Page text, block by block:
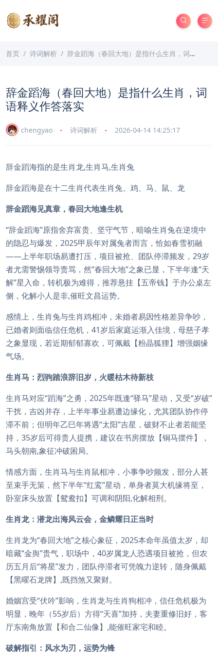
首页 诗词解析 辞金蹈海（春回大地）是指什么生肖，词语释义作答落实
辞金蹈海（春回大地）是指什么生肖，词
语释义作答落实
chengyao 诗词解析 2026-04-14 14:25:17
辞金蹈海指的是生肖龙,生肖马,生肖兔
辞金蹈海是在十二生肖代表生肖兔、鸡、马、鼠、龙
辞金蹈海见真章，春回大地逢生机
“辞金蹈海”原指舍弃富贵、坚守气节，暗喻生肖兔在逆境中
的隐忍与爆发，2025甲辰年对属兔者而言，恰如春雪初融
——上半年职场易遭打压，项目被抢、团队停滞频发，29岁
者尤需警惕领导责骂，然“春回大地”之象已显，下半年逢“天
解”星入命，转机极为难得，推荐悬挂【五帝钱】于办公桌左
侧，化解小人是非,催旺文昌运势。
感情上，生肖兔与生肖鸡相冲，未婚者易因性格差异争吵，
已婚者则面临信任危机，41岁后家庭运渐入佳境，母慈子孝
之象显现，若近期郁郁寡欢，可佩戴【粉晶狐狸】增强姻缘
气场。
生肖马：烈驹踏浪辞旧岁，火暖枯木待新枝
生肖马对应“蹈海”之勇，2025年既逢“驿马”星动，又受“岁破”
干扰，吉凶并存，上半年事业易遭边缘化，尤其团队协作停
滞不前；但明年乙巳年将遇“太阳”吉星，破财不止者若能坚
持，35岁后可得贵人提携，建议在书房摆放【铜马摆件】，
马头朝南,象征冲破困局。
情感方面，生肖马与生肖鼠相冲，小事争吵频发，部分人甚
至束手无策，然下半年“红鸾”星动，单身者莫大机缘将至，
卧室床头放置【鸳鸯扣】可调和阴阳,化解相刑。
生肖龙：潜龙出海风云会，金鳞耀日正当时
生肖龙为“春回大地”之核心象征，2025本命年虽值太岁，却
暗藏“金舆”贵气，职场中，40岁属龙人恐遇项目被抢，但农
历五月后“将星”发力，团队停滞者可凭魄力逆转，随身佩戴
【黑曜石龙牌】,既挡煞又聚财。
婚姻宫受“伏吟”影响，生肖龙与生肖狗相冲，信任危机极为
明显，晚年（55岁后）方得“天喜”加持，夫妻重修旧好，客
厅东南角放置【和合二仙像】,能催旺家宅和睦。
破解指引：风水为刃，运势为锋